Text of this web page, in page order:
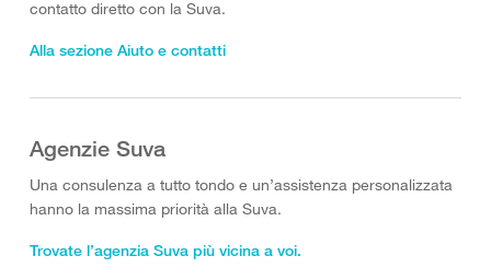
contatto diretto con la Suva.
Alla sezione Aiuto e contatti
Agenzie Suva
Una consulenza a tutto tondo e un’assistenza personalizzata
hanno la massima priorità alla Suva.
Trovate l’agenzia Suva più vicina a voi.